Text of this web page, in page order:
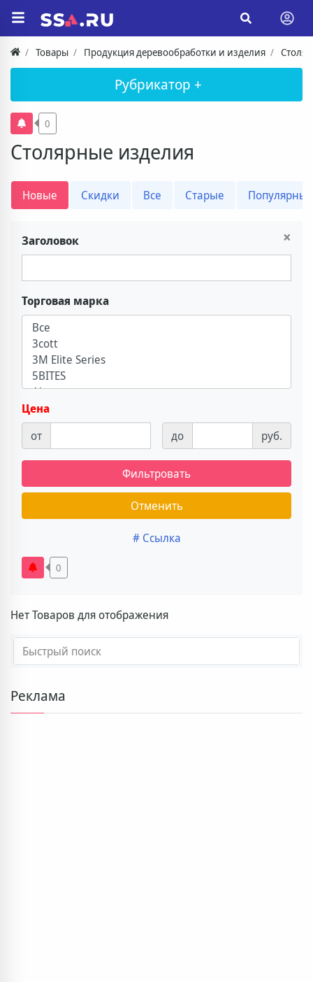
Товары Продукция деревообработки и изделия
Рубрикатор +
Столярные изделия
0
Новые Скидки Все Старые Популярные
×
Заголовок
Торговая марка
Цена
от
до руб.
Фильтровать
Отменить
# Ссылка
0
Нет Товаров для отображения
Реклама